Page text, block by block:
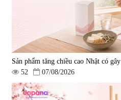
Sản phẩm tăng chiều cao Nhật có
52
07/08/2026